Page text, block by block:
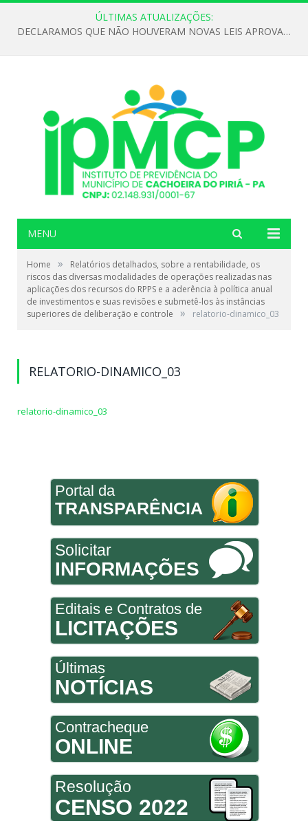
ÚLTIMAS ATUALIZAÇÕES:
DECLARAMOS QUE NÃO HOUVERAM NOVAS LEIS APROVADAS ATÉ O MOMENTO PARA O INSTITUTO DE PREVIDÊNCIA NO ANO DE 2026
MENU
Home »
Relatórios detalhados, sobre a rentabilidade, os
riscos das diversas modalidades de operações realizadas nas
aplicações dos recursos do RPPS e a aderência à política anual
de investimentos e suas revisões e submetê-los às instâncias
superiores de deliberação e controle
» relatorio-dinamico_03
RELATORIO-DINAMICO_03
relatorio-dinamico_03
Portal da
TRANSPARÊNCIA
Solicitar
INFORMAÇÕES
Editais e Contratos de
LICITAÇÕES
Últimas
NOTÍCIAS
Contracheque
ONLINE
Resolução
CENSO 2022